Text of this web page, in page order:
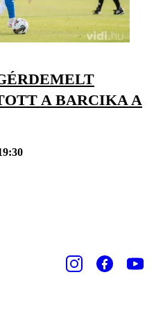
A BARCIKA A